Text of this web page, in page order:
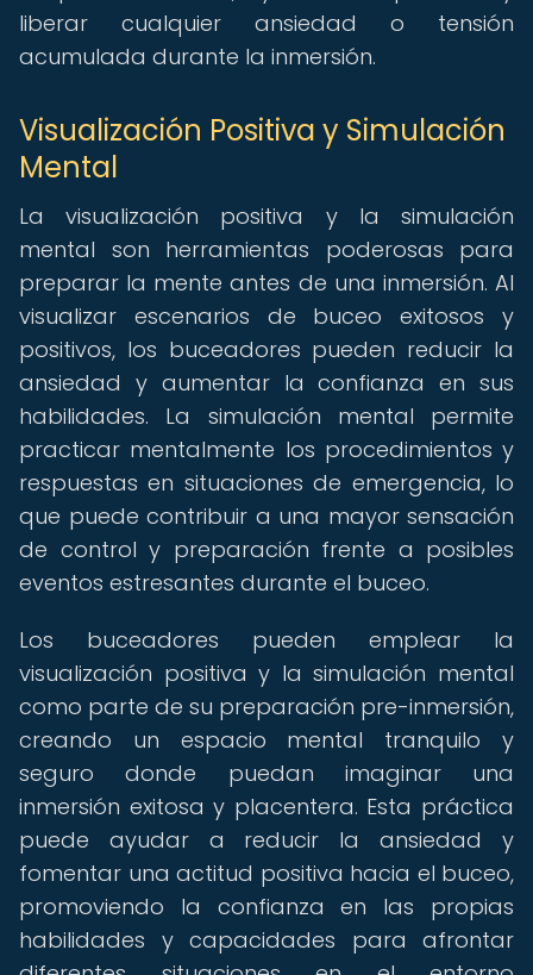
liberar cualquier ansiedad o tensión
acumulada durante la inmersión.
Visualización Positiva y Simulación
Mental
La visualización positiva y la simulación
mental son herramientas poderosas para
preparar la mente antes de una inmersión. Al
visualizar escenarios de buceo exitosos y
positivos, los buceadores pueden reducir la
ansiedad y aumentar la confianza en sus
habilidades. La simulación mental permite
practicar mentalmente los procedimientos y
respuestas en situaciones de emergencia, lo
que puede contribuir a una mayor sensación
de control y preparación frente a posibles
eventos estresantes durante el buceo.
Los buceadores pueden emplear la
visualización positiva y la simulación mental
como parte de su preparación pre-inmersión,
creando un espacio mental tranquilo y
seguro donde puedan imaginar una
inmersión exitosa y placentera. Esta práctica
puede ayudar a reducir la ansiedad y
fomentar una actitud positiva hacia el buceo,
promoviendo la confianza en las propias
habilidades y capacidades para afrontar